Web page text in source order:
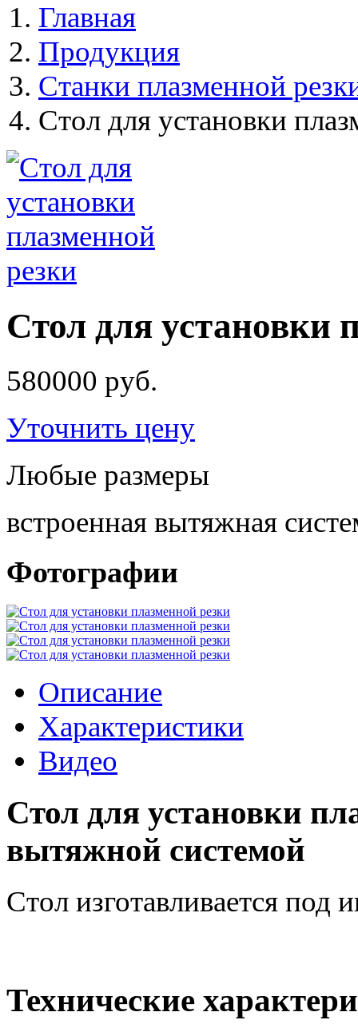
Главная
Продукция
Станки плазменной
Стол для установки
Стол для установки
580000 руб.
Уточнить цену
Любые размеры
встроенная вытяжная
Фотографии
Описание
Характеристики
Видео
Стол для установки
вытяжной системой
Стол изготавливается под
Технические